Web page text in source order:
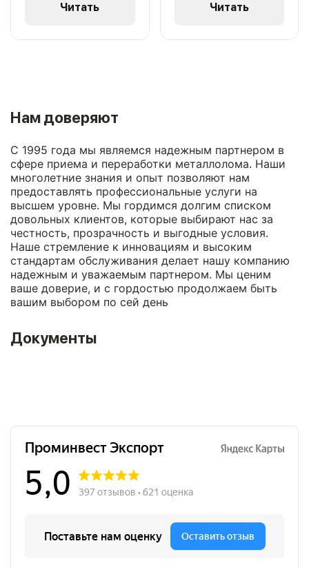
Читать
Читать
Нам доверяют
С 1995 года мы являемся надежным партнером в
сфере приема и переработки металлолома. Наши
многолетние знания и опыт позволяют нам
предоставлять профессиональные услуги на
высшем уровне. Мы гордимся долгим списком
довольных клиентов, которые выбирают нас за
честность, прозрачность и выгодные условия.
Наше стремление к инновациям и высоким
стандартам обслуживания делает нашу компанию
надежным и уважаемым партнером. Мы ценим
ваше доверие, и с гордостью продолжаем быть
вашим выбором по сей день
Документы